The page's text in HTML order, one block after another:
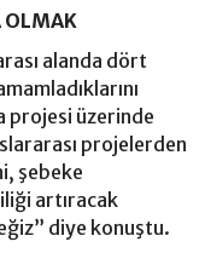
OLMAK
alanda dört
projesi üzerinde
projelerden
şebeke
artıracak
diye konuştu.